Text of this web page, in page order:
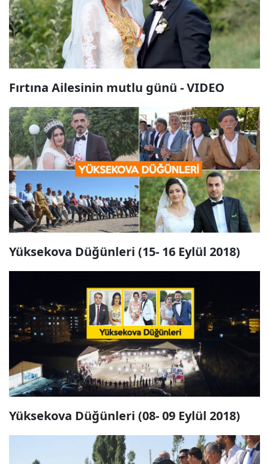
Fırtına Ailesinin mutlu günü - VIDEO
Yüksekova Düğünleri (15- 16 Eylül 2018)
Yüksekova Düğünleri (08- 09 Eylül 2018)